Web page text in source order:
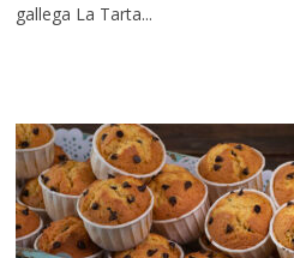
gallega La Tarta...